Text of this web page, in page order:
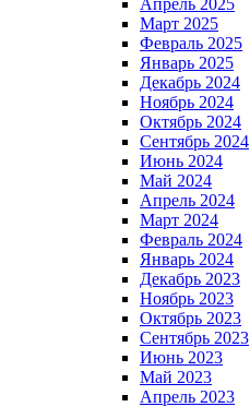
Апрель 2025
Март 2025
Февраль 2025
Январь 2025
Декабрь 2024
Ноябрь 2024
Октябрь 2024
Сентябрь 2024
Июнь 2024
Май 2024
Апрель 2024
Март 2024
Февраль 2024
Январь 2024
Декабрь 2023
Ноябрь 2023
Октябрь 2023
Сентябрь 2023
Июнь 2023
Май 2023
Апрель 2023